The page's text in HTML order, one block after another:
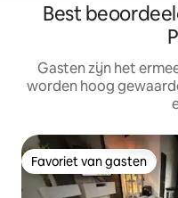
Best
Gasten zijn het
worden hoog
Favoriet van gasten
Favoriet van gasten